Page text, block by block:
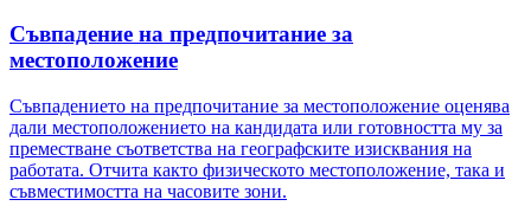
Съвпадение на предпочитание за
местоположение
Съвпадението на предпочитание за местоположение оценява
дали местоположението на кандидата или готовността му за
преместване съответства на географските изисквания на
работата. Отчита както физическото местоположение, така и
съвместимостта на часовите зони.